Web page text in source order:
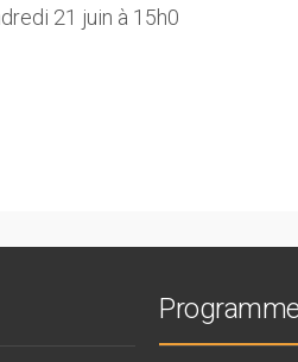
21 juin à 15h0